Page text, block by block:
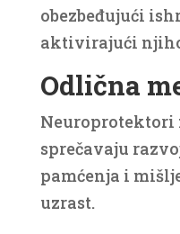
obezbeđujući
aktivirajući
Odlična
sprečavaju
pamćenja i
uzrast.